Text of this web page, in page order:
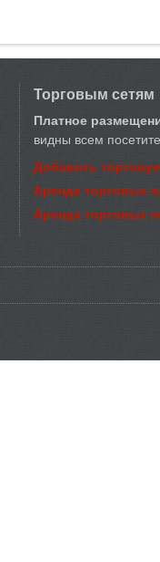
Торговым сетям
Платное
видны всем
Добавить
Аренда торговых
Аренда торговых